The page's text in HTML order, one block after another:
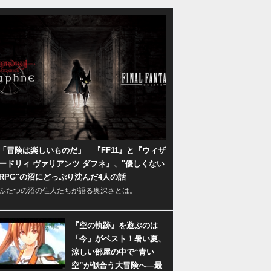
冒険は楽しいものだ」 ─『FF11』と『ウィザ
ドリィ ヴァリアンツ ダフネ』、"優しくない
の沼にどっぷり沈んだ4人の話
たつの沼の住人たちが語る奥深さとは。
『空の軌跡』を遊ぶのは
「今」がベスト！暑い夏、
涼しい部屋の中で“青い
空”が似合う大冒険へ―最